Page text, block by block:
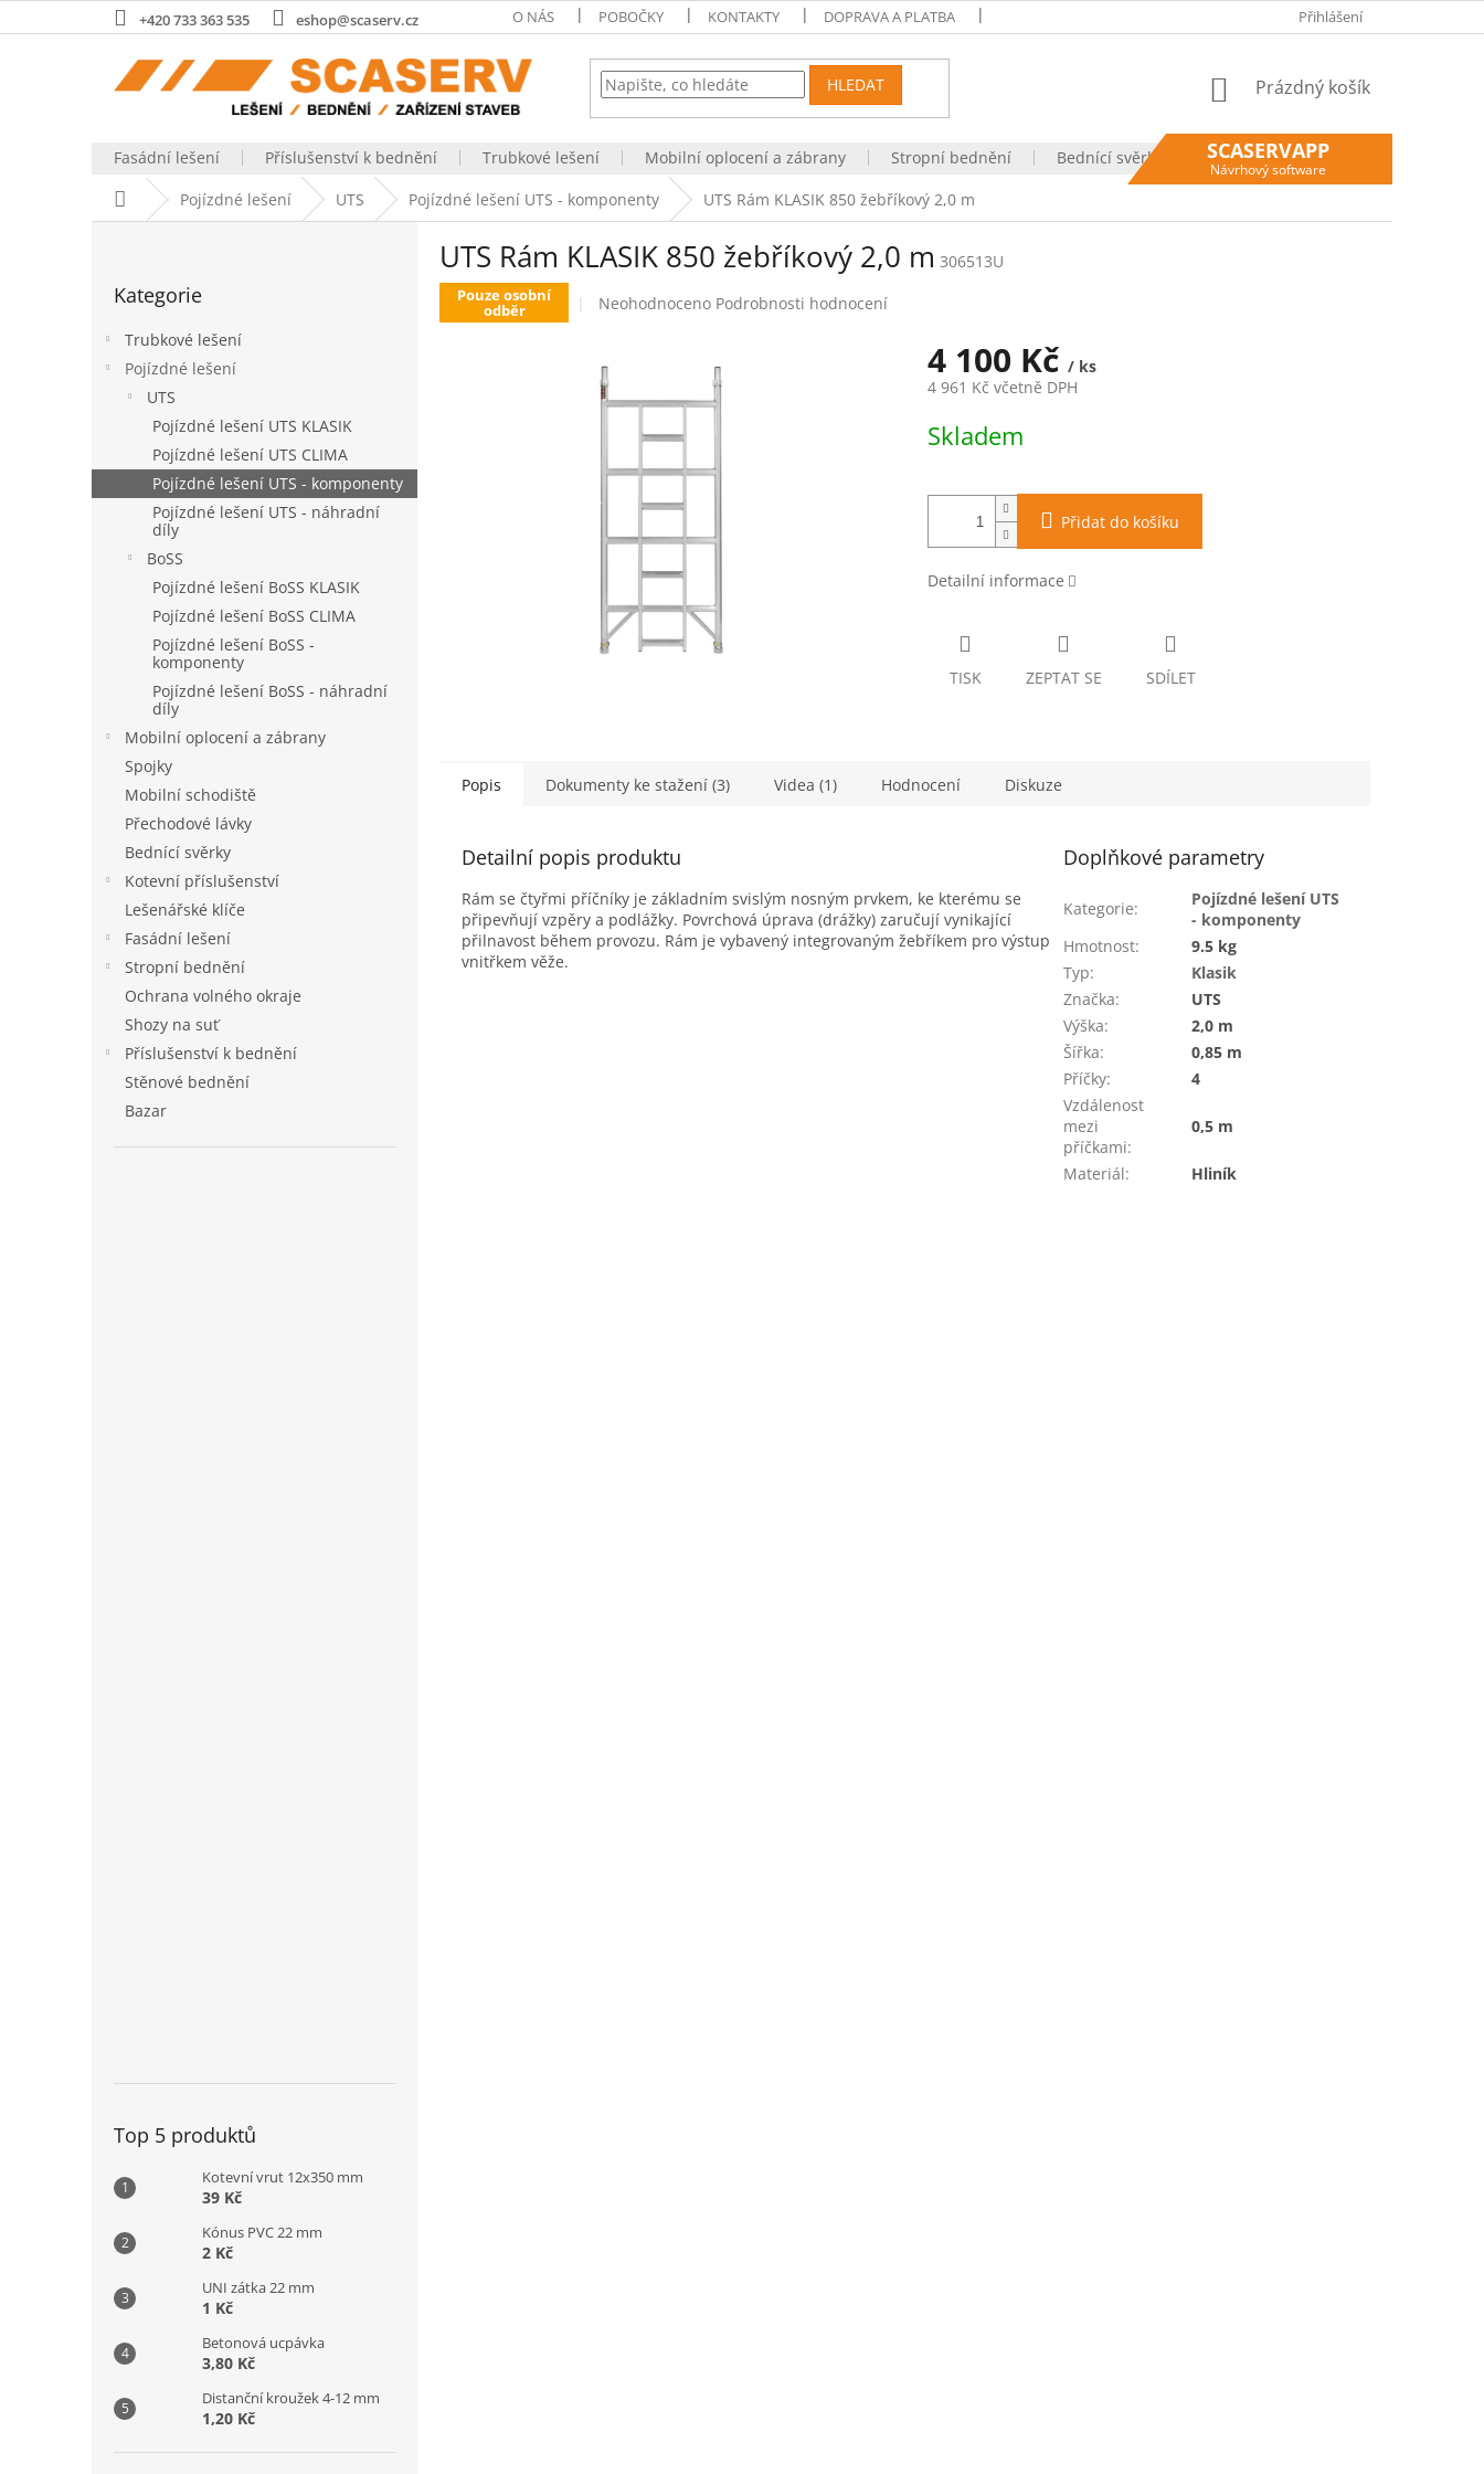
na
+420 733 363 535 eshop@scaserv.cz O NÁS POBOČKY KONTAKTY DOPRAVA A PLATBA OBCHODNÍ PODMÍNKY
Přihlášení
HLEDAT
NÁKUPNÍ
Prázdný košík
SCASERVAPP
Návrhový software
Fasádní lešení Příslušenství k bednění Trubkové lešení Mobilní oplocení a zábrany Stropní bednění Bednící svěrky
Moje objednávka
Domů Pojízdné lešení UTS Pojízdné lešení UTS - komponenty UTS Rám KLASIK 850 žebříkový 2,0 m
a
n
kategorie
Kategorie
Trubkové lešení
Pojízdné lešení
UTS
Pojízdné lešení UTS KLASIK
Pojízdné lešení UTS CLIMA
Pojízdné lešení UTS - komponenty
Pojízdné lešení UTS - náhradní
díly
BoSS
Pojízdné lešení BoSS KLASIK
Pojízdné lešení BoSS CLIMA
Pojízdné lešení BoSS -
komponenty
Pojízdné lešení BoSS - náhradní
díly
Mobilní oplocení a zábrany
Spojky
Mobilní schodiště
Přechodové lávky
Bednící svěrky
Kotevní příslušenství
Lešenářské klíče
Fasádní lešení
Stropní bednění
Ochrana volného okraje
Shozy na suť
Příslušenství k bednění
Stěnové bednění
Bazar
Top 5 produktů
Kotevní vrut 12x350 mm
39 Kč
Kónus PVC 22 mm
2 Kč
UNI zátka 22 mm
1 Kč
Betonová ucpávka
3,80 Kč
Distanční kroužek 4-12 mm
1,20 Kč
UTS Rám KLASIK 850 žebříkový 2,0 m 306513U
Pouze osobní
odběr
Průměrné
je
0,0
z
hvězdiček.
Neohodnoceno Podrobnosti hodnocení
4 100 Kč / ks
4 961 Kč včetně DPH
cena:
Skladem
Přidat do košíku
Detailní informace
TISK ZEPTAT SE SDÍLET
Popis Dokumenty ke stažení (3) Videa (1) Hodnocení Diskuze
Detailní popis produktu
Rám se čtyřmi příčníky je základním svislým nosným prvkem, ke kterému se
připevňují vzpěry a podlážky. Povrchová úprava (drážky) zaručují vynikající
přilnavost během provozu. Rám je vybavený integrovaným žebříkem pro výstup
vnitřkem věže.
Doplňkové parametry
Kategorie:
Pojízdné lešení UTS
- komponenty
Hmotnost:
9.5 kg
Typ:
Klasik
Značka:
UTS
Výška:
2,0 m
Šířka:
0,85 m
Příčky:
4
Vzdálenost
mezi
příčkami:
0,5 m
Materiál: Hliník